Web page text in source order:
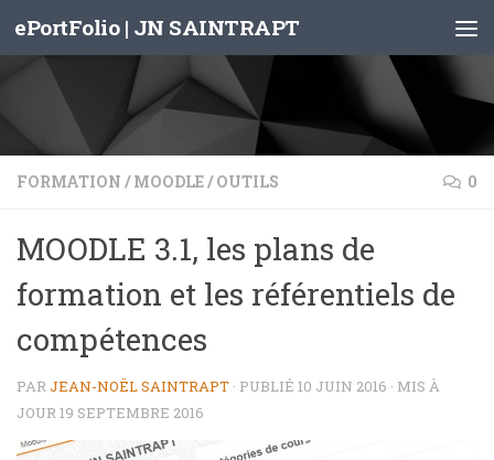
Skip to content
ePortFolio | JN SAINTRAPT
FORMATION / MOODLE/ OUTILS 0
MOODLE 3.1, les plans de
formation et les référentiels de
compétences
PARJEAN-NOËL SAINTRAPT · PUBLIÉ 10 JUIN 2016 · MIS À
JOUR19 SEPTEMBRE 2016